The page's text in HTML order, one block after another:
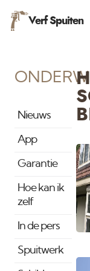
Verf Spuiten
Nieuws
App
Garantie
Hoe kan ik
zelf
In de pers
Spuitwerk